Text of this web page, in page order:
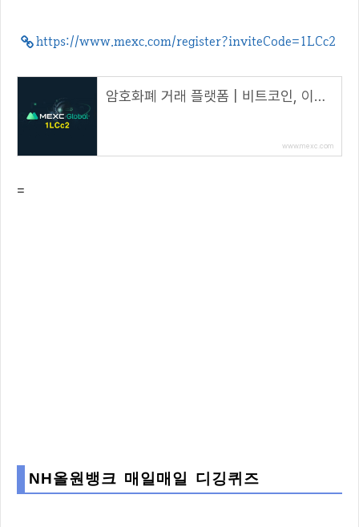
https://www.mexc.com/register?inviteCode=1LCc2
암호화폐 거래 플랫폼 | 비트코인, 이더리움, 알트코인, NFT, DeFi 구매 | MEXC
www.mexc.com
=
NH올원뱅크 매일매일 디깅퀴즈